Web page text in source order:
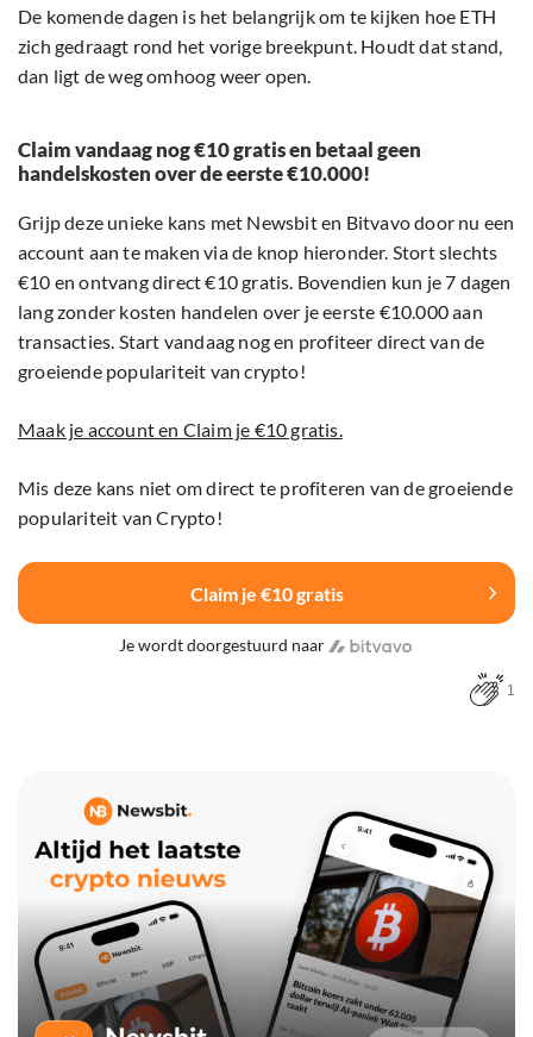
De komende dagen is het belangrijk om te kijken hoe ETH
zich gedraagt rond het vorige breekpunt. Houdt dat stand,
dan ligt de weg omhoog weer open.
Claim vandaag nog €10 gratis en betaal geen
handelskosten over de eerste €10.000!
Grijp deze unieke kans met Newsbit en Bitvavo door nu een
account aan te maken via de knop hieronder. Stort slechts
€10 en ontvang direct €10 gratis. Bovendien kun je 7 dagen
lang zonder kosten handelen over je eerste €10.000 aan
transacties. Start vandaag nog en profiteer direct van de
groeiende populariteit van crypto!
Maak je account en Claim je €10 gratis.
Mis deze kans niet om direct te profiteren van de groeiende
populariteit van Crypto!
Claim je €10 gratis
Je wordt doorgestuurd naar
1